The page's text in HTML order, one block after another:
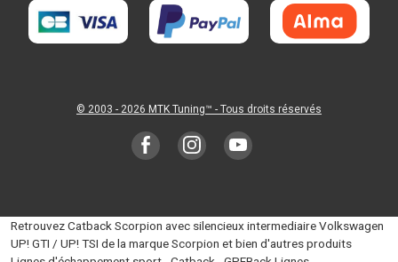
© 2003 - 2026 MTK Tuning™ - Tous droits réservés
Retrouvez Catback Scorpion avec silencieux intermediaire Volkswagen
UP! GTI / UP! TSI de la marque Scorpion et bien d'autres produits